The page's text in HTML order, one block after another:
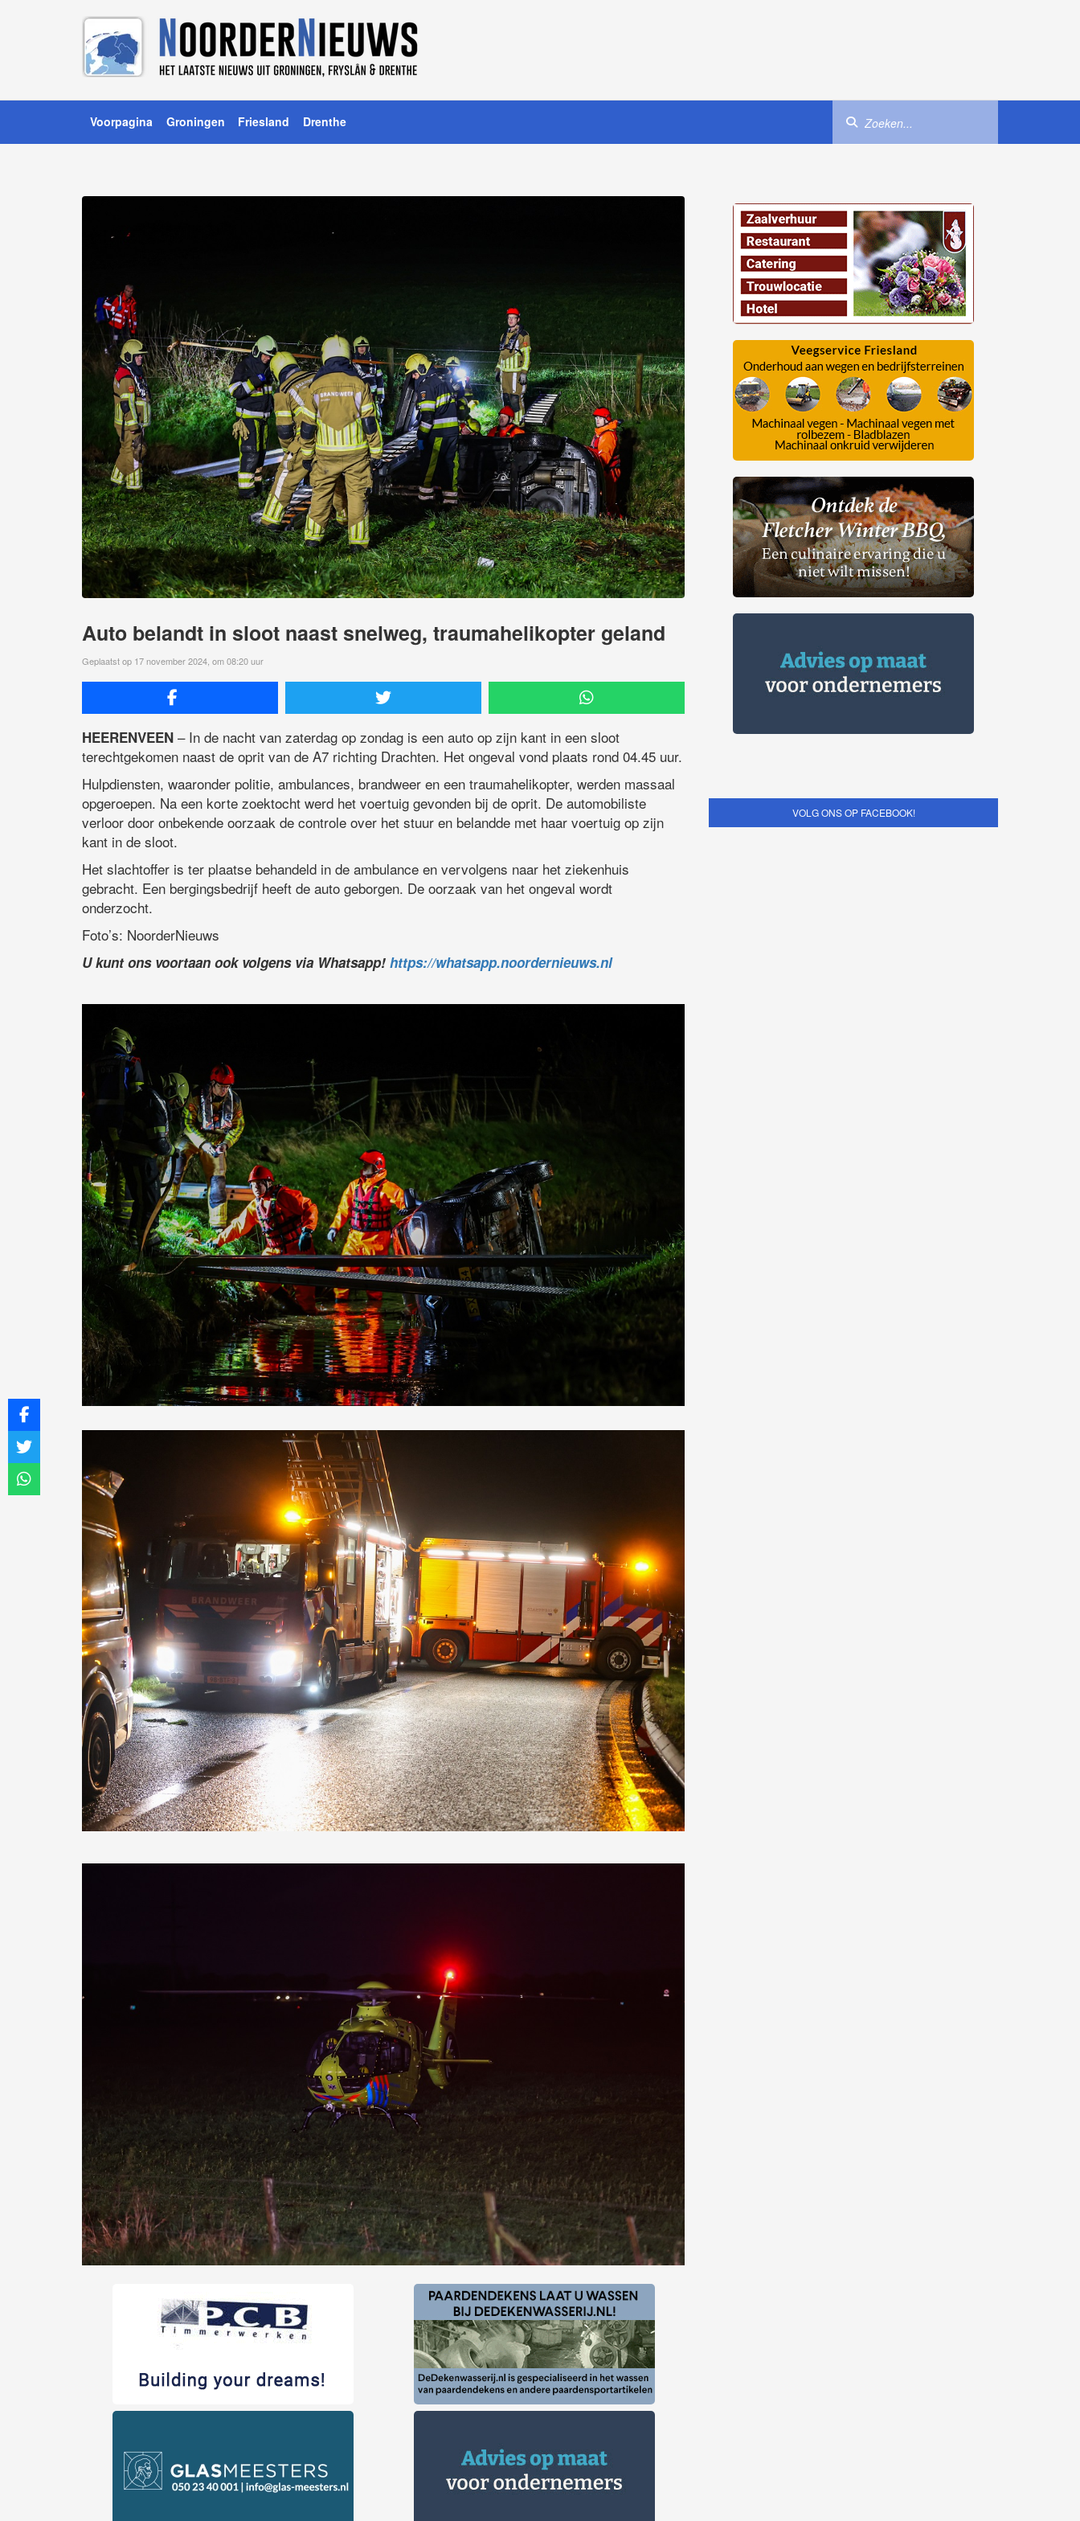
Voorpagina Groningen Friesland Drenthe
Auto belandt in sloot naast snelweg, traumahelikopter geland
Geplaatst op 17 november 2024, om 08:20 uur
HEERENVEEN – In de nacht van zaterdag op zondag is een auto op zijn kant in een sloot
terechtgekomen naast de oprit van de A7 richting Drachten. Het ongeval vond plaats rond 04.45 uur.
Hulpdiensten, waaronder politie, ambulances, brandweer en een traumahelikopter, werden massaal
opgeroepen. Na een korte zoektocht werd het voertuig gevonden bij de oprit. De automobiliste
verloor door onbekende oorzaak de controle over het stuur en belandde met haar voertuig op zijn
kant in de sloot.
Het slachtoffer is ter plaatse behandeld in de ambulance en vervolgens naar het ziekenhuis
gebracht. Een bergingsbedrijf heeft de auto geborgen. De oorzaak van het ongeval wordt
onderzocht.
Foto’s: NoorderNieuws
U kunt ons voortaan ook volgens via Whatsapp! https://whatsapp.noordernieuws.nl
VOLG ONS OP FACEBOOK!